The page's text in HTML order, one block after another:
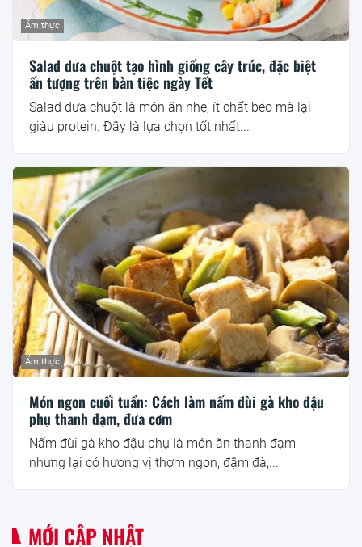
Ẩm thực
Salad dưa chuột tạo hình giống cây trúc, đặc biệt
ấn tượng trên bàn tiệc ngày Tết
Salad dưa chuột là món ăn nhẹ, ít chất béo mà lại
giàu protein. Đây là lựa chọn tốt nhất...
Ẩm thực
Món ngon cuối tuần: Cách làm nấm đùi gà kho đậu
phụ thanh đạm, đưa cơm
Nấm đùi gà kho đậu phụ là món ăn thanh đạm
nhưng lại có hương vị thơm ngon, đậm đà,...
MỚI CẬP NHẬT